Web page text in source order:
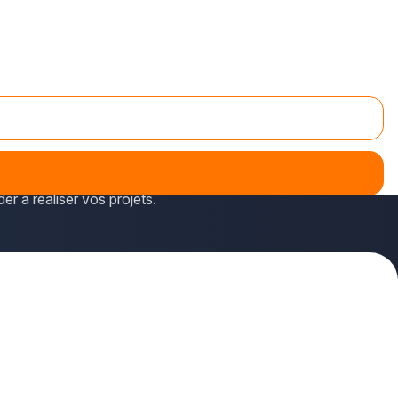
répertoriés sur plus-que-pro.fr.
aussi locaux professionnels ou garages, etc.)
à réaliser vos projets.